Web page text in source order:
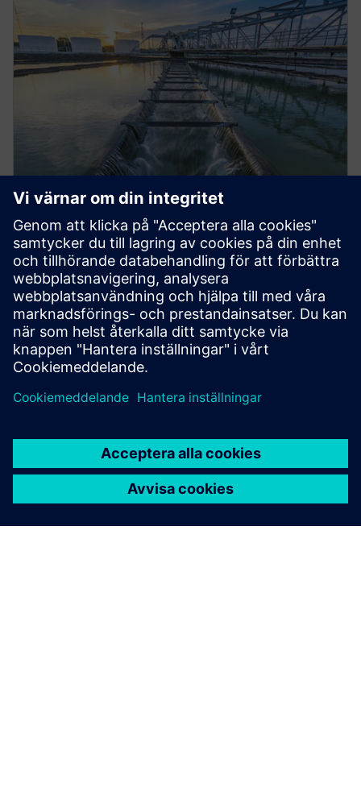
WHITE PAPER
Vattenpumpat lagringssystem
Att använda Simcenter Flomaster för att förstå
vattenpumpad lagring som är ett väl beprövat
koncept för energilagring.